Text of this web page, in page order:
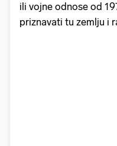
ili vojne odnose od
priznavati tu zemlju i